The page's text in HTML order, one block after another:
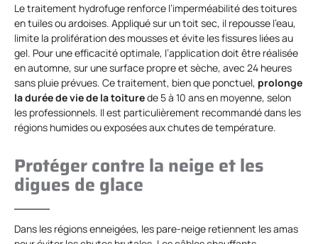
Le traitement hydrofuge renforce l’imperméabilité des toitures
en tuiles ou ardoises. Appliqué sur un toit sec, il repousse l’eau,
limite la prolifération des mousses et évite les fissures liées au
gel. Pour une efficacité optimale, l’application doit être réalisée
en automne, sur une surface propre et sèche, avec 24 heures
sans pluie prévues. Ce traitement, bien que ponctuel, prolonge
la durée de vie de la toiturede 5 à 10 ans en moyenne, selon
les professionnels. Il est particulièrement recommandé dans les
régions humides ou exposées aux chutes de température.
Protéger contre la neige et les
digues de glace
Dans les régions enneigées, les pare-neige retiennent les amas